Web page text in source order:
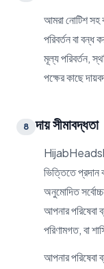
আমরা নোটিশ
পরিবর্তন বা বন্ধ
মূল্য পরিবর্তন,
পক্ষের কাছে
8 দায় সীমাবদ্ধতা
ভিত্তিতে প্রদান
অনুমোদিত
আপনার পরিষেবা
পরিণামগত, বা
আপনার